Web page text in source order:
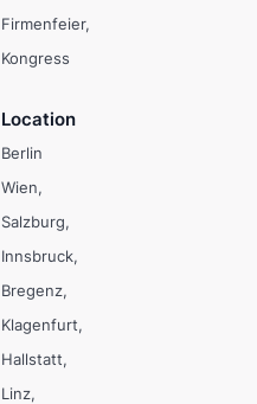
Firmenfeier
Kongress
Location
Berlin
Wien
Salzburg
Innsbruck
Bregenz
Klagenfurt
Hallstatt
Linz